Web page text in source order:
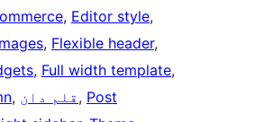
, Editor style
, Flexible header
, Full width template
, قلم دان , Post